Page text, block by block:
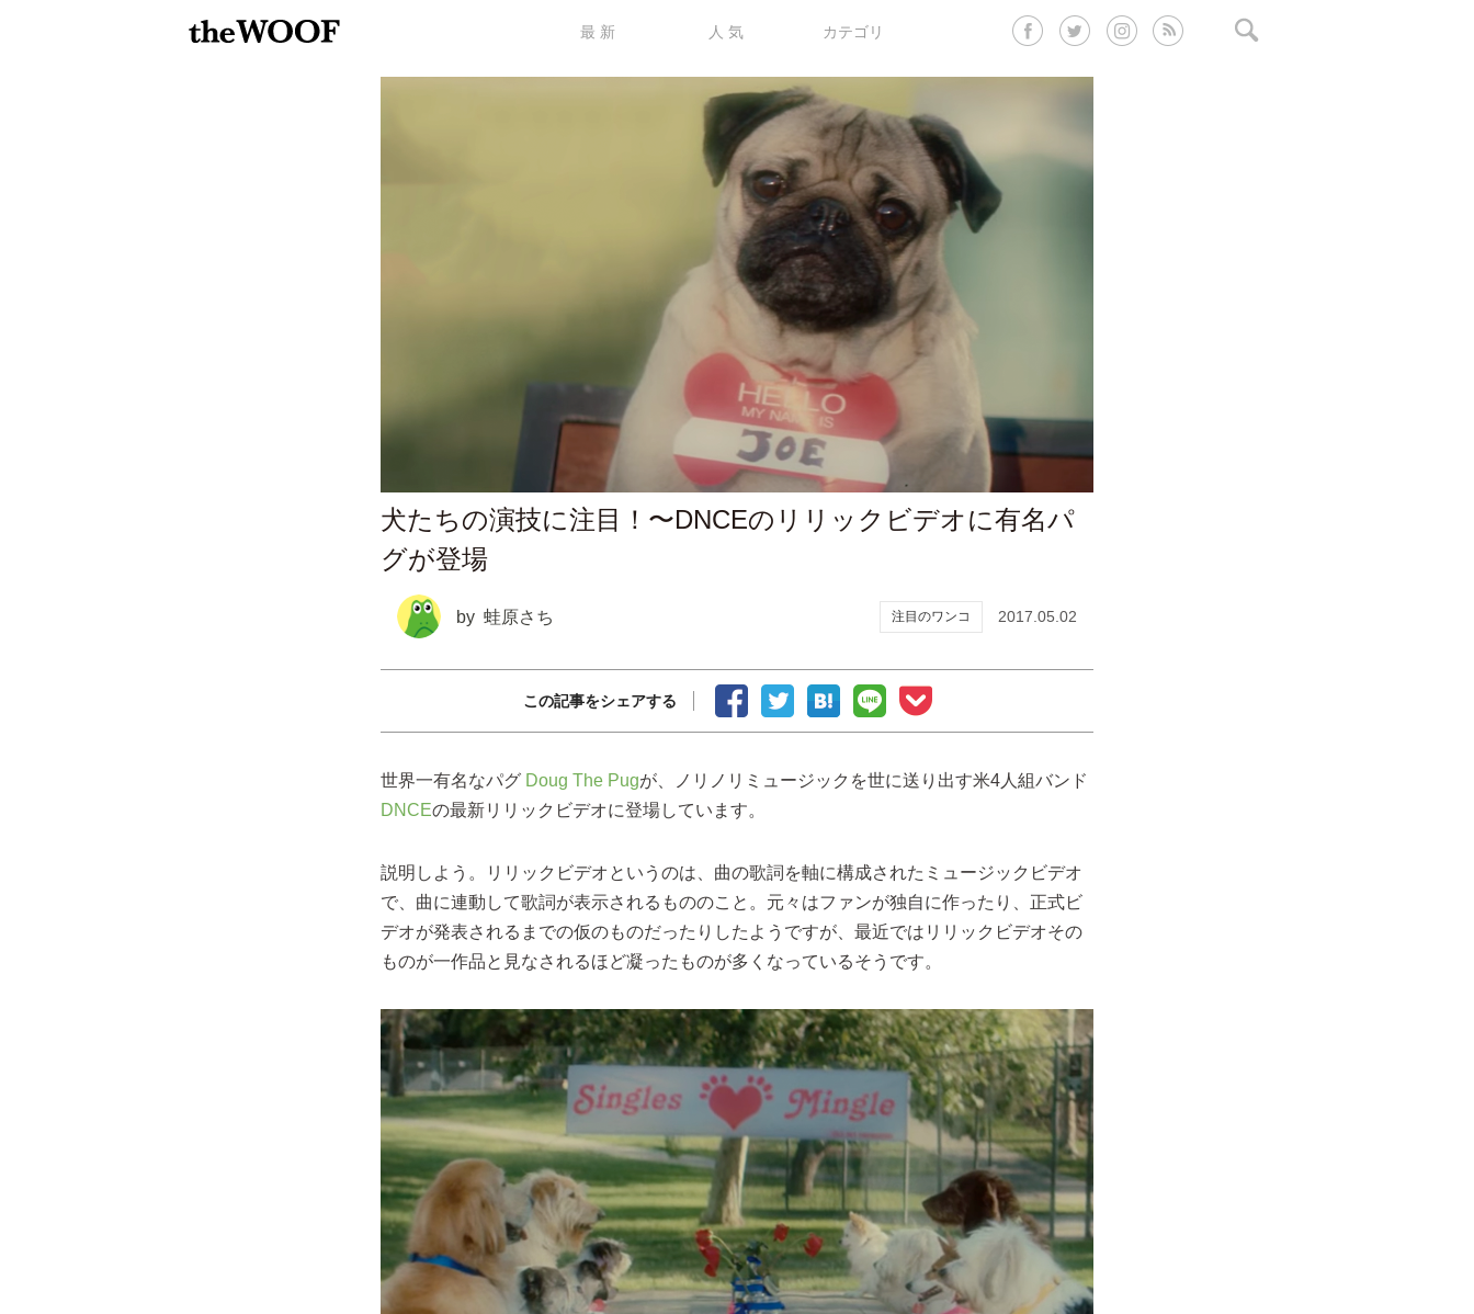
最 新 人 気 カテゴリ
犬たちの演技に注目！〜DNCEのリリックビデオに有名パ
グが登場
by 蛙原さち 注目のワンコ 2017.05.02
この記事をシェアする
世界一有名なパグ Doug The Pugが、ノリノリミュージックを世に送り出す米4人組バンド
DNCEの最新リリックビデオに登場しています。
説明しよう。リリックビデオというのは、曲の歌詞を軸に構成されたミュージックビデオ
で、曲に連動して歌詞が表示されるもののこと。元々はファンが独自に作ったり、正式ビ
デオが発表されるまでの仮のものだったりしたようですが、最近ではリリックビデオその
ものが一作品と見なされるほど凝ったものが多くなっているそうです。